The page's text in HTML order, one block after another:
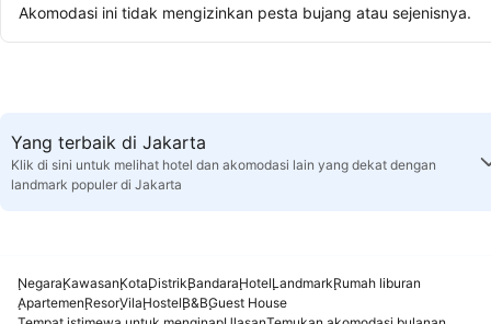
Akomodasi ini tidak mengizinkan pesta bujang atau sejenisnya.
Yang terbaik di Jakarta
Klik di sini untuk melihat hotel dan akomodasi lain yang dekat dengan
landmark populer di Jakarta
NegaraKawasanKotaDistrikBandaraHotelLandmarkRumah liburan
ApartemenResorVilaHostelB&BGuest House